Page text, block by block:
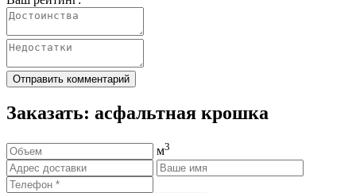
Отправить комментарий
Заказать: асфальтная крошка
м3